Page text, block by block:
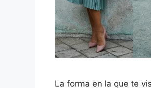
La forma en la que te